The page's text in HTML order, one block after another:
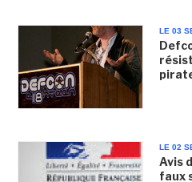
LE 03
LE 02
Avis
faux